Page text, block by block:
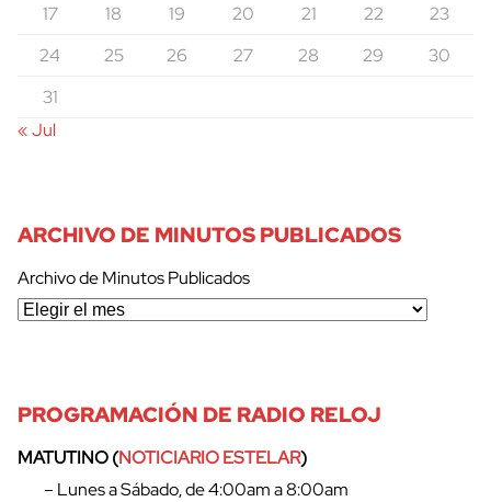
17
18 19 20 21 22
23
24
25 26 27 28 29
30
31
« Jul
ARCHIVO DE MINUTOS PUBLICADOS
Archivo de Minutos Publicados
PROGRAMACIÓN DE RADIO RELOJ
MATUTINO (NOTICIARIO ESTELAR)
– Lunes a Sábado, de 4:00am a 8:00am